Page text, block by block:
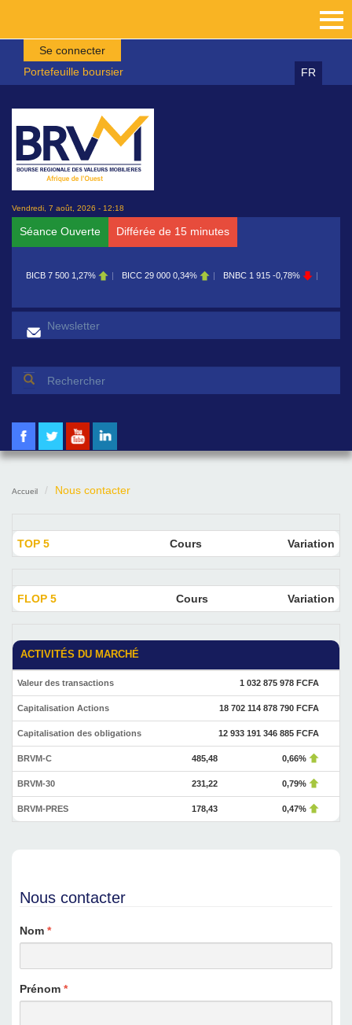
Aller au contenu principal
Se connecter
Portefeuille boursier
FR
Vendredi, 7 août, 2026 - 12:18
Séance Ouverte Différée de 15 minutes
BICB 7 500 1,27% BICC 29 000 0,34% BNBC 1 915 -0,78%
Formulaire de recherche
Accueil Nous contacter
TOP 5 Cours Variation
FLOP 5 Cours Variation
ACTIVITÉS DU MARCHÉ
Valeur des transactions 1 032 875 978 FCFA
Capitalisation Actions 18 702 114 878 790 FCFA
Capitalisation des obligations 12 933 191 346 885 FCFA
BRVM-C 485,48 0,66%
BRVM-30 231,22 0,79%
BRVM-PRES 178,43 0,47%
Nous contacter
Nom *
Prénom *